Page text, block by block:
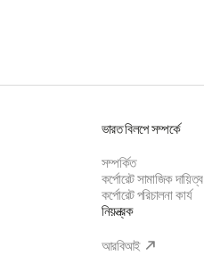
ভারত বিলপে সম্পর্কে
সম্পর্কিত
কর্পোরেট সামাজিক দায়িত্ব
কর্পোরেট পরিচালনা কার্য
নিয়ন্ত্রক
আরবিআই